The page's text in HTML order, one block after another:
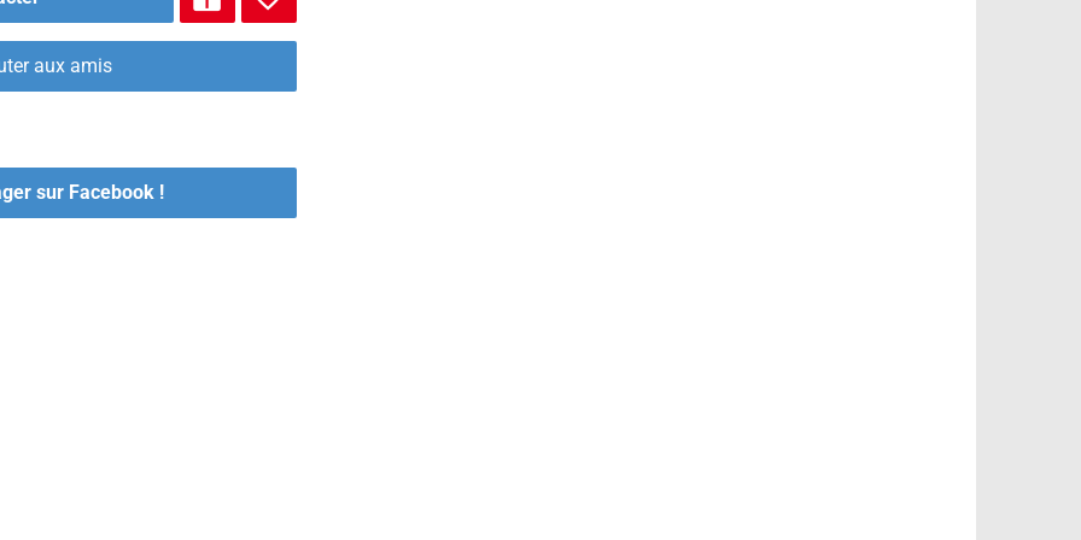
aux amis
sur Facebook !